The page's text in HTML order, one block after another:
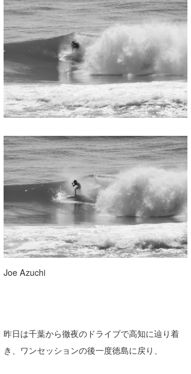
Joe Azuchi
昨日は千葉から徹夜のドライブで高知に辿り着
き、ワンセッションの後一度徳島に戻り、